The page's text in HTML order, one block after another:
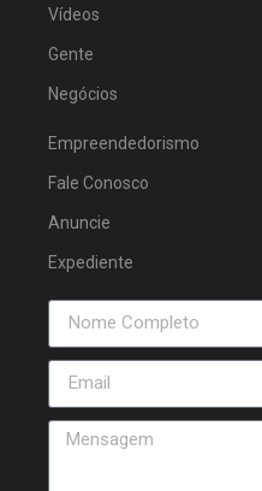
Vídeos
Gente
Negócios
Empreendedorismo
Fale Conosco
Anuncie
Expediente